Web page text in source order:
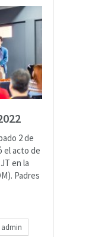
2 de
el acto de
en la
Padres
admin